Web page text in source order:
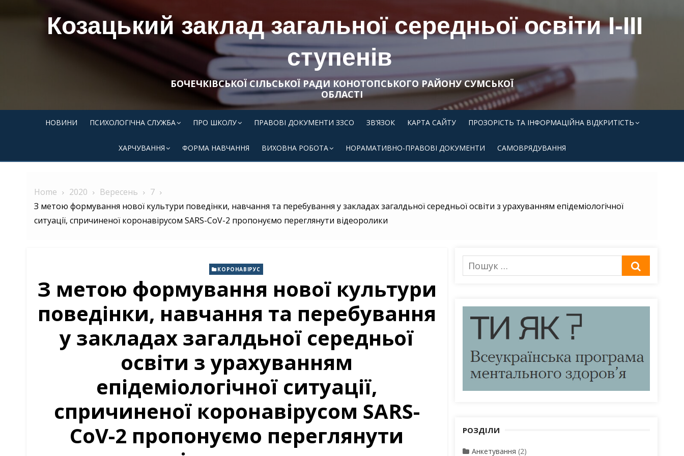
Козацький заклад загальної середньої освіти І-ІІІ
ступенів
БОЧЕЧКІВСЬКОЇ СІЛЬСЬКОЇ РАДИ КОНОТОПСЬКОГО РАЙОНУ СУМСЬКОЇ
ОБЛАСТІ
НОВИНИ ПСИХОЛОГІЧНА СЛУЖБА ПРО ШКОЛУ ПРАВОВІ ДОКУМЕНТИ ЗЗСО ЗВ’ЯЗОК КАРТА САЙТУ ПРОЗОРІСТЬ ТА ІНФОРМАЦІЙНА ВІДКРИТІСТЬ
ХАРЧУВАННЯ ФОРМА НАВЧАННЯ ВИХОВНА РОБОТА НОРАМАТИВНО-ПРАВОВІ ДОКУМЕНТИ САМОВРЯДУВАННЯ
Home 2020 Вересень
7
З метою формування нової культури поведінки, навчання та перебування у закладах загалдьної середньої освіти з урахуванням епідеміологічної
ситуації, спричиненої коронавірусом SARS-CoV-2 пропонуємо переглянути відеоролики
КОРОНАВІРУС
З метою формування нової культури
поведінки, навчання та перебування
у закладах загалдьної середньої
освіти з урахуванням
епідеміологічної ситуації,
спричиненої коронавірусом SARS-
CoV-2 пропонуємо переглянути
Пошук
для:
РОЗДІЛИ
Анкетування (2)